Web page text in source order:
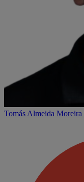
Tomás Almeida Moreira